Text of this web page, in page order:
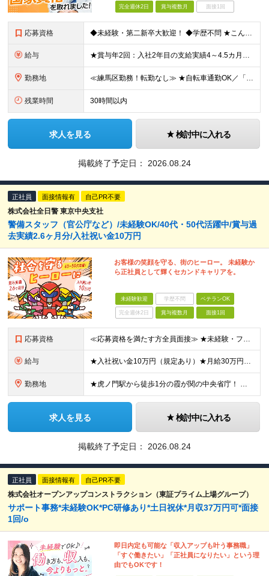
完全週休2日 賞与複数月 面接1回
応募資格 ◆未経験・第二新卒大歓迎！ ◆学歴不問 ★こんな方にピッタリ！★ ・今の仕事の体力的な負担を減らしたい ・一生モノの「手に職」をつけたい ・安定した会社で定年まで長く働きたい
給与 ★賞与年2回：入社2年目の支給実績4～4.5カ月分！ ★月収30万円も可能！退職金、家族手当など福利厚生充実 ★見込み残業なし！残業代は全額支給 ★技術士など、毎月3万円支給される資格手当もあり ◆
勤務地 ≪練馬区勤務！転勤なし≫ ★自転車通勤OK／「中村橋駅」から徒歩3分の好立地 ◆東京都練馬区貫井2丁目1番29号 NKビル ※(変更の範囲)上記を除く当社関連勤務地
残業時間 30時間以内
求人を見る 検討中に入れる
掲載終了予定日： 2026.08.24
正社員 面接情報有 自己PR不要
株式会社全日警 東京中央支社
警備スタッフ（官公庁など）/未経験OK/40代・50代活躍中/賞与過
去実績2.6ヶ月分/入社祝い金10万円
お客様の笑顔を守る、街のヒーロー。 未経験か
ら正社員として輝くセカンドキャリアを。
未経験歓迎 学歴不問 ベテランOK
完全週休2日 賞与複数月 面接1回
応募資格 ≪応募資格を満たす方全員面接≫ ★未経験・フリーターからの正社員デビューもOK（40代～60代活躍中） ★第二新卒OK 今までの経歴や転職回数は不問！ 「誠実に対応できる」「真面目にコツコツ頑張れる」
給与 ★入社祝い金10万円（規定あり）★月給30万円以上も可能/賞与年2回（2025年度実績例：2.6ヶ月分） 月給21万2250円～37万円+賞与年2回 ※経験・能力を考慮の上、当社規定により決定します
勤務地 ★虎ノ門駅から徒歩1分の霞が関の中央省庁！ ◆新宿/池袋/秋葉原/水道橋/吉祥寺/永田町/小川など駅チカの勤務地多数 地上出口から屋根伝いで雨の日も濡れずに出勤もできます。 ビル内のコンビニや職員用
求人を見る 検討中に入れる
掲載終了予定日： 2026.08.24
正社員 面接情報有 自己PR不要
株式会社オープンアップコンストラクション（東証プライム上場グループ）
サポート事務*未経験OK*PC研修あり*土日祝休*月収37万円可*面接
1回/o
即日内定も可能な「収入アップも叶う事務職」
「すぐ働きたい」「正社員になりたい」という理
由でもOKです！